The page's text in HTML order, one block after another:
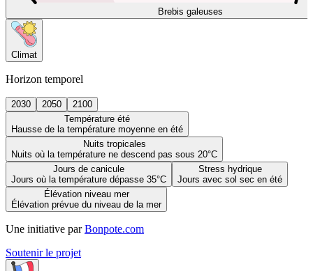
Brebis galeuses
Climat
Horizon temporel
2030 2050
2100
Température été
Hausse de la température moyenne en été
Nuits tropicales
Nuits où la température ne descend pas sous 20°C
Jours de canicule
Jours où la température dépasse 35°C
Stress hydrique
Jours avec sol sec en été
Élévation niveau mer
Élévation prévue du niveau de la mer
Une initiative par Bonpote.com
Soutenir le projet